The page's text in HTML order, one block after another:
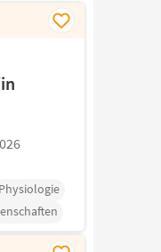
Physiologie